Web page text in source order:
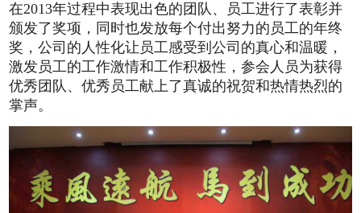
在2013年过程中表现出色的团队、员工进行了表彰并
颁发了奖项，同时也发放每个付出努力的员工的年终
奖，公司的人性化让员工感受到公司的真心和温暖，
激发员工的工作激情和工作积极性，参会人员为获得
优秀团队、优秀员工献上了真诚的祝贺和热情热烈的
掌声。